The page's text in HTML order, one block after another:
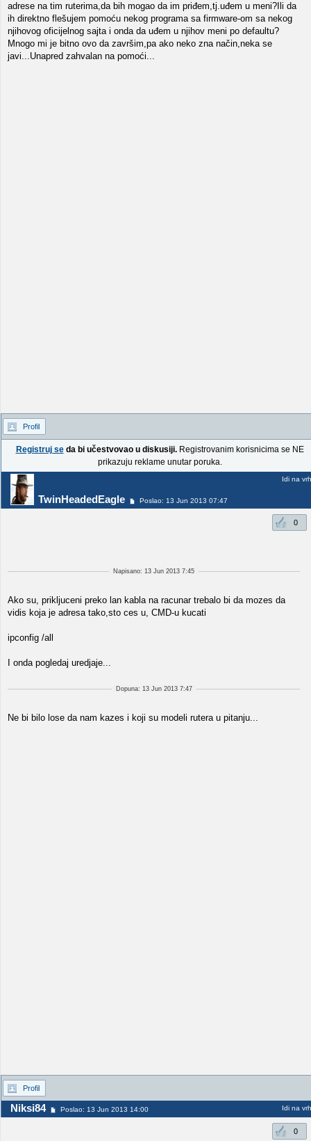
adrese na tim ruterima,da bih mogao da im priđem,tj.uđem u meni?Ili da
ih direktno flešujem pomoću nekog programa sa firmware-om sa nekog
njihovog oficijelnog sajta i onda da uđem u njihov meni po defaultu?
Mnogo mi je bitno ovo da završim,pa ako neko zna način,neka se
javi...Unapred zahvalan na pomoći...
Profil
Registruj seda bi učestvovao u diskusiji.Registrovanim korisnicima se NE
prikazuju reklame unutar poruka.
TwinHeadedEagle Poslao: 13 Jun 2013 07:47
Idi na vrh
0
Napisano: 13 Jun 2013 7:45
Ako su, prikljuceni preko lan kabla na racunar trebalo bi da mozes da
vidis koja je adresa tako,sto ces u, CMD-u kucati
ipconfig /all
I onda pogledaj uredjaje...
Dopuna: 13 Jun 2013 7:47
Ne bi bilo lose da nam kazes i koji su modeli rutera u pitanju...
Profil
Niksi84 Poslao: 13 Jun 2013 14:00 Idi na vrh
0